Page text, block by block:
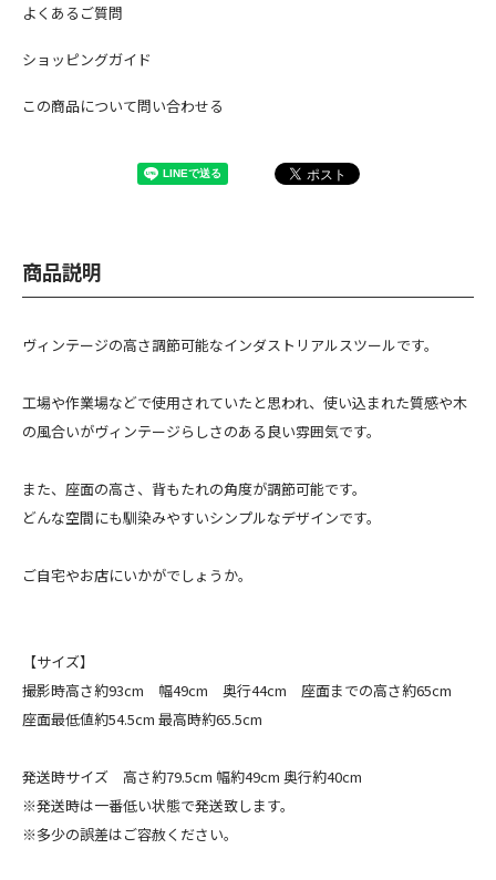
よくあるご質問
ショッピングガイド
この商品について問い合わせる
商品説明
ヴィンテージの高さ調節可能なインダストリアルスツールです。
工場や作業場などで使用されていたと思われ、使い込まれた質感や木
の風合いがヴィンテージらしさのある良い雰囲気です。
また、座面の高さ、背もたれの角度が調節可能です。
どんな空間にも馴染みやすいシンプルなデザインです。
ご自宅やお店にいかがでしょうか。
【サイズ】
撮影時高さ約93cm 幅49cm 奥行44cm 座面までの高さ約65cm
座面最低値約54.5cm 最高時約65.5cm
発送時サイズ 高さ約79.5cm 幅約49cm 奥行約40cm
※発送時は一番低い状態で発送致します。
※多少の誤差はご容赦ください。